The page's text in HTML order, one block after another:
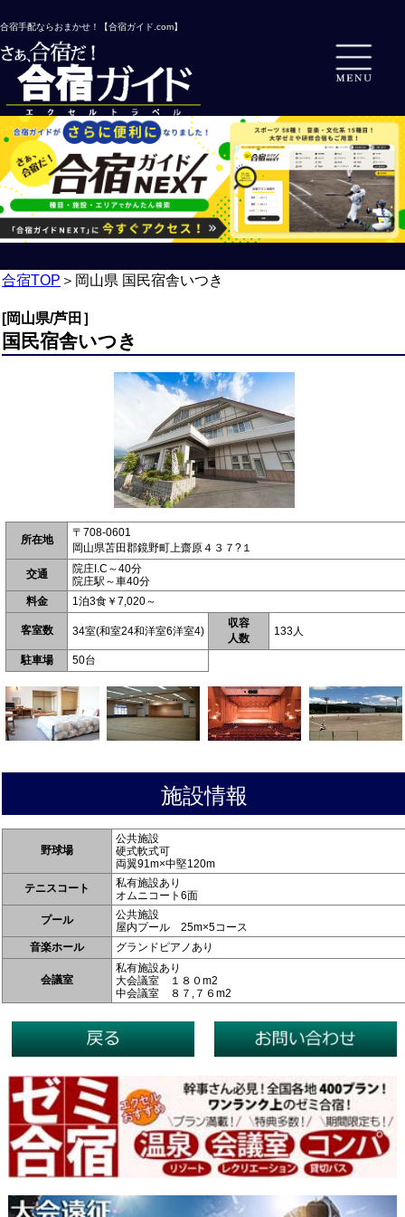
合宿手配ならおまかせ！【合宿ガイド.com】
合宿TOP ＞ 岡山県 国民宿舎いつき
[岡山県/芦田］
国民宿舎いつき
所在地
〒708-0601
岡山県苫田郡鏡野町上齋原４３７?１
交通
院庄I.C～40分
院庄駅～車40分
料金
1泊3食￥7,020～
客室数 34室(和室24和洋室6洋室4)
収容
人数
133人
駐車場 50台
施設情報
野球場
公共施設
硬式軟式可
両翼91m×中堅120m
テニスコート
私有施設あり
オムニコート6面
プール
公共施設
屋内プール 25m×5コース
音楽ホール
グランドピアノあり
会議室
私有施設あり
大会議室 １８０m2
中会議室 ８７,７６m2